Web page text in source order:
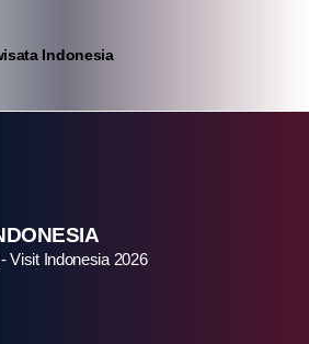
Indonesia
Visit Indonesia 2026